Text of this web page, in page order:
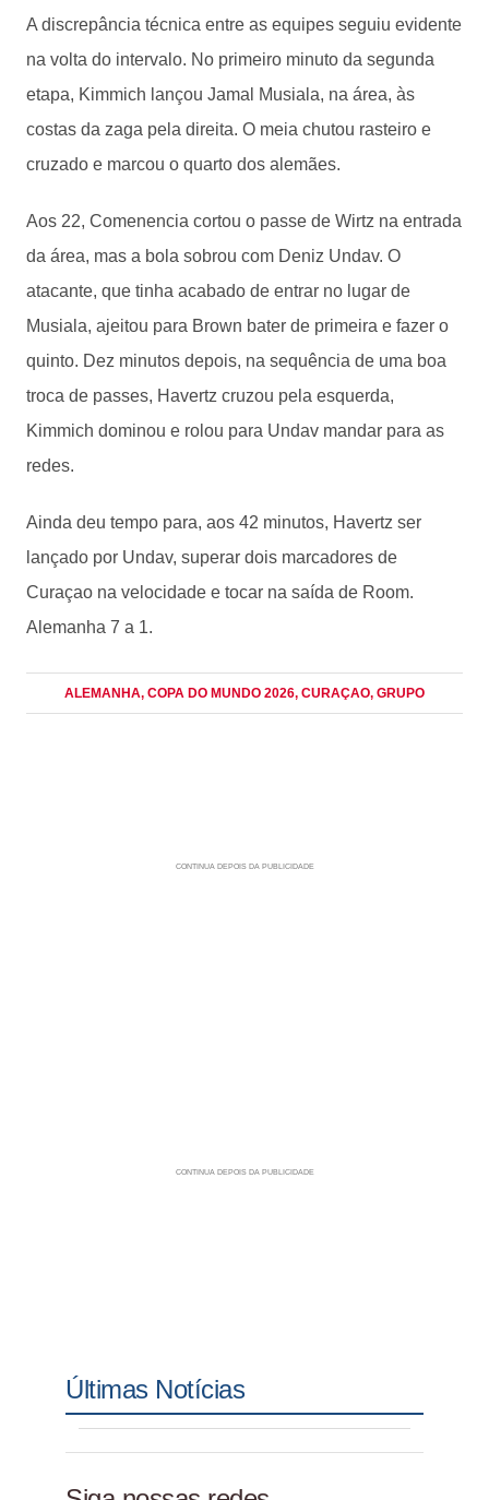
A discrepância técnica entre as equipes seguiu evidente
na volta do intervalo. No primeiro minuto da segunda
etapa, Kimmich lançou Jamal Musiala, na área, às
costas da zaga pela direita. O meia chutou rasteiro e
cruzado e marcou o quarto dos alemães.
Aos 22, Comenencia cortou o passe de Wirtz na entrada
da área, mas a bola sobrou com Deniz Undav. O
atacante, que tinha acabado de entrar no lugar de
Musiala, ajeitou para Brown bater de primeira e fazer o
quinto. Dez minutos depois, na sequência de uma boa
troca de passes, Havertz cruzou pela esquerda,
Kimmich dominou e rolou para Undav mandar para as
redes.
Ainda deu tempo para, aos 42 minutos, Havertz ser
lançado por Undav, superar dois marcadores de
Curaçao na velocidade e tocar na saída de Room.
Alemanha 7 a 1.
ALEMANHA, COPA DO MUNDO 2026, CURAÇAO, GRUPO
Últimas Notícias